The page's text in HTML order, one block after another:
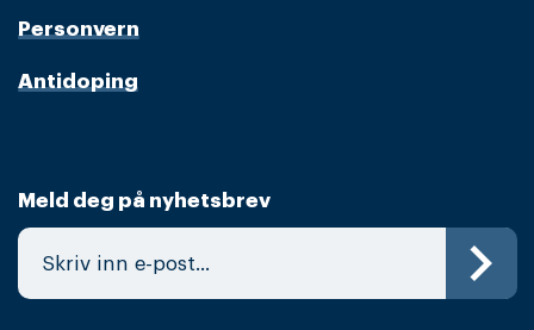
Personvern
Antidoping
Meld deg på nyhetsbrev